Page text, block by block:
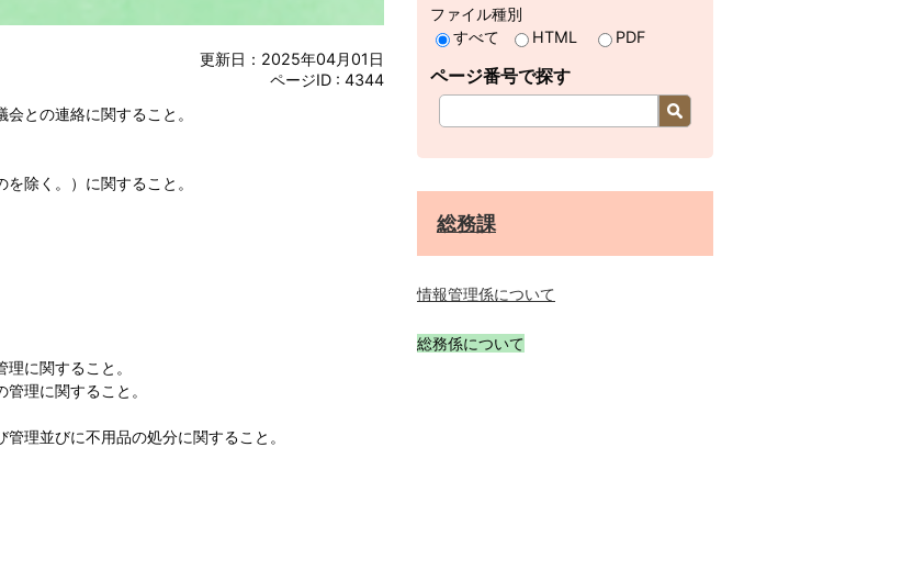
更新日：2025年04月01日
ページID : 4344
との連絡に関すること。
除く。）に関すること。
に関すること。
理に関すること。
理並びに不用品の処分に関すること。
ファイル種別
すべて
HTML PDF
ページ番号で探す
総務課
情報管理係について
総務係について